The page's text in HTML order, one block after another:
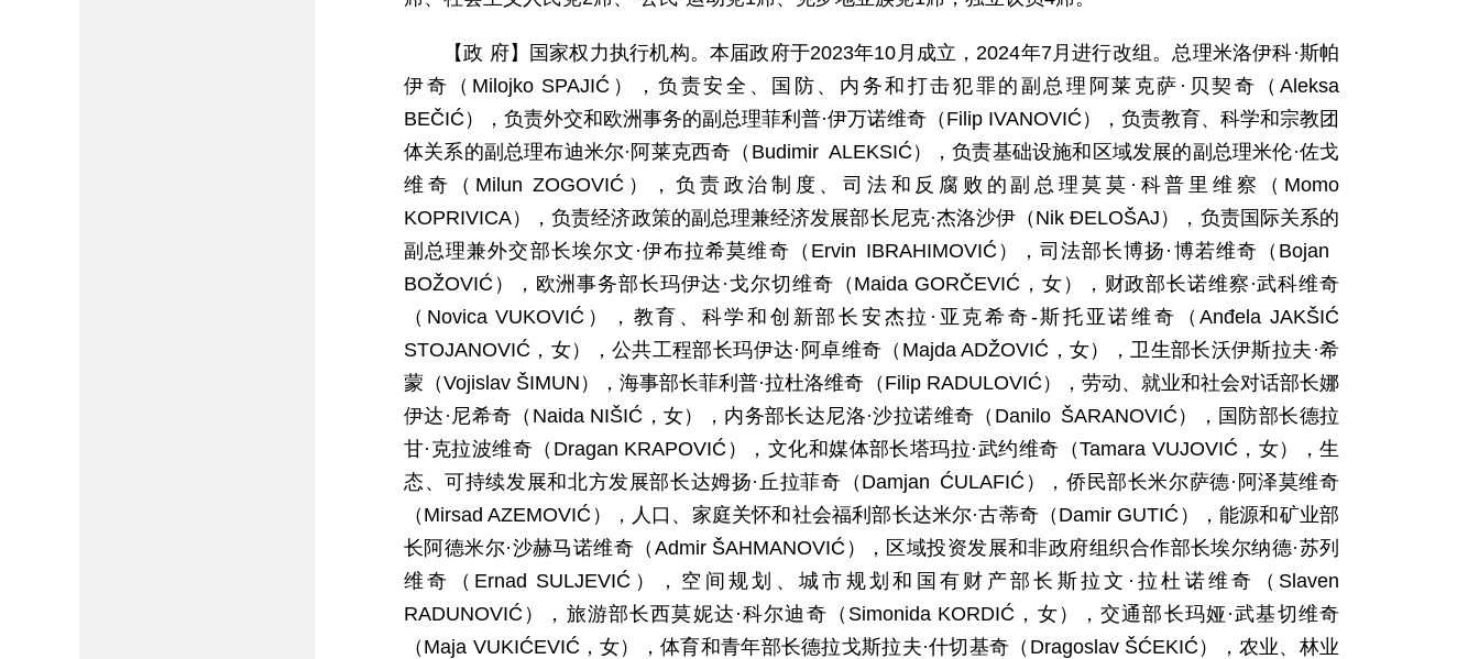
【政 府】国家权力执行机构。本届政府于2023年10月成立，2024年7月进行改组。总理米洛伊科·斯帕
伊奇（Milojko SPAJIĆ），负责安全、国防、内务和打击犯罪的副总理阿莱克萨·贝契奇（Aleksa
BEČIĆ），负责外交和欧洲事务的副总理菲利普·伊万诺维奇（Filip IVANOVIĆ），负责教育、科学和宗教团
体关系的副总理布迪米尔·阿莱克西奇（Budimir ALEKSIĆ），负责基础设施和区域发展的副总理米伦·佐戈
维奇（Milun ZOGOVIĆ），负责政治制度、司法和反腐败的副总理莫莫·科普里维察（Momo
KOPRIVICA），负责经济政策的副总理兼经济发展部长尼克·杰洛沙伊（Nik ĐELOŠAJ），负责国际关系的
副总理兼外交部长埃尔文·伊布拉希莫维奇（Ervin IBRAHIMOVIĆ），司法部长博扬·博若维奇（Bojan
BOŽOVIĆ），欧洲事务部长玛伊达·戈尔切维奇（Maida GORČEVIĆ，女），财政部长诺维察·武科维奇
（Novica VUKOVIĆ），教育、科学和创新部长安杰拉·亚克希奇-斯托亚诺维奇（Anđela JAKŠIĆ
STOJANOVIĆ，女），公共工程部长玛伊达·阿卓维奇（Majda ADŽOVIĆ，女），卫生部长沃伊斯拉夫·希
蒙（Vojislav ŠIMUN），海事部长菲利普·拉杜洛维奇（Filip RADULOVIĆ），劳动、就业和社会对话部长娜
伊达·尼希奇（Naida NIŠIĆ，女），内务部长达尼洛·沙拉诺维奇（Danilo ŠARANOVIĆ），国防部长德拉
甘·克拉波维奇（Dragan KRAPOVIĆ），文化和媒体部长塔玛拉·武约维奇（Tamara VUJOVIĆ，女），生
态、可持续发展和北方发展部长达姆扬·丘拉菲奇（Damjan ĆULAFIĆ），侨民部长米尔萨德·阿泽莫维奇
（Mirsad AZEMOVIĆ），人口、家庭关怀和社会福利部长达米尔·古蒂奇（Damir GUTIĆ），能源和矿业部
长阿德米尔·沙赫马诺维奇（Admir ŠAHMANOVIĆ），区域投资发展和非政府组织合作部长埃尔纳德·苏列
维奇（Ernad SULJEVIĆ），空间规划、城市规划和国有财产部长斯拉文·拉杜诺维奇（Slaven
RADUNOVIĆ），旅游部长西莫妮达·科尔迪奇（Simonida KORDIĆ，女），交通部长玛娅·武基切维奇
（Maja VUKIĆEVIĆ，女），体育和青年部长德拉戈斯拉夫·什切基奇（Dragoslav ŠĆEKIĆ），农业、林业